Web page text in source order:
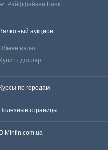
Райффайзен Банк
Валютный аукцион
Обмен валют
Купить доллар
Курсы по городам
Полезные страницы
Minfin.com.ua